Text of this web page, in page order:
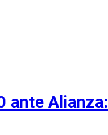
ante Alianza: